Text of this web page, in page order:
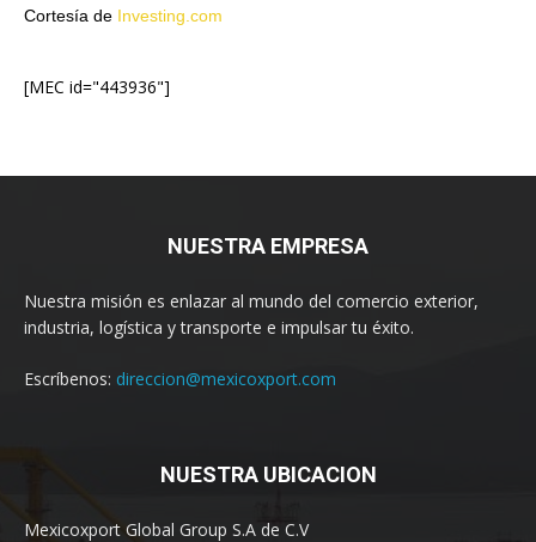
Cortesía de Investing.com
[MEC id="443936"]
NUESTRA EMPRESA
Nuestra misión es enlazar al mundo del comercio exterior,
industria, logística y transporte e impulsar tu éxito.
Escríbenos: direccion@mexicoxport.com
NUESTRA UBICACION
Mexicoxport Global Group S.A de C.V